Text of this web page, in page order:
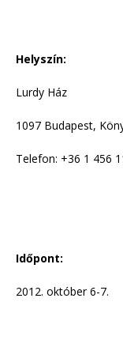
Helyszín:
Lurdy Ház
1097 Budapest,
Telefon: +36 1 456
Időpont:
2012. október 6-7.